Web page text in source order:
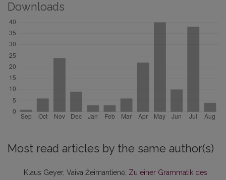
Downloads
Most read articles by the same author(s)
Klaus Geyer, Vaiva Žeimantienė, Zu einer Grammatik des